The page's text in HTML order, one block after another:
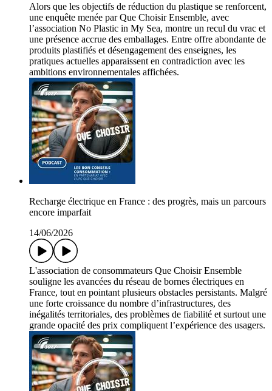
Alors que les objectifs de réduction du plastique se renforcent,
une enquête menée par Que Choisir Ensemble, avec
l’association No Plastic in My Sea, montre un recul du vrac et
une présence accrue des emballages. Entre offre abondante de
produits plastifiés et désengagement des enseignes, les
pratiques actuelles apparaissent en contradiction avec les
ambitions environnementales affichées.
Recharge électrique en France : des progrès, mais un parcours
encore imparfait
14/06/2026
L'association de consommateurs Que Choisir Ensemble
souligne les avancées du réseau de bornes électriques en
France, tout en pointant plusieurs obstacles persistants. Malgré
une forte croissance du nombre d’infrastructures, des
inégalités territoriales, des problèmes de fiabilité et surtout une
grande opacité des prix compliquent l’expérience des usagers.